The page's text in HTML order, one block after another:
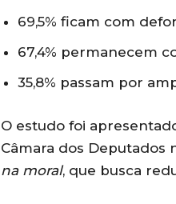
69,5% ficam com
67,4% permanecem
35,8% passam por
O estudo foi
Câmara dos Deputados
na moral, que busca